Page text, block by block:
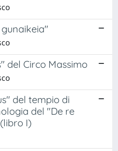
del Circo Massimo
del tempio di
del "De re
I)